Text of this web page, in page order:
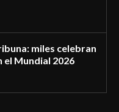
miles celebran
Mundial 2026